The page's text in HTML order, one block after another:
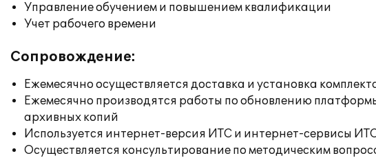
Управление обучением и повышением квалификации
Учет рабочего времени
Сопровождение:
Ежемесячно осуществляется доставка и установка
Ежемесячно производятся работы по обновлению
архивных копий
Используется интернет-версия ИТС и интернет-сервисы
Осуществляется консультирование по методическим